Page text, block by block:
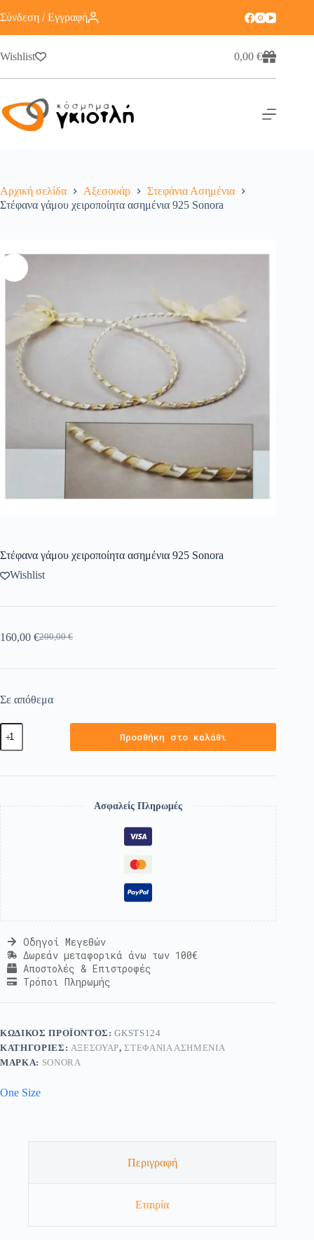
Σύνδεση / Εγγραφή
Wishlist 0,00€
Αρχική σελίδα Αξεσουάρ
Στεφάνια Ασημένια
Στέφανα γάμου χειροποίητα ασημένια 925 Sonora
Στέφανα γάμου χειροποίητα ασημένια 925 Sonora
Wishlist
200,00€
160,00 €
Σε απόθεμα
Προσθήκη στο καλάθι
Ασφαλείς Πληρωμές
Οδηγοί Μεγεθών
Δωρεάν μεταφορικά άνω των 100€
Αποστολές & Επιστροφές
Τρόποι Πληρωμής
ΚΩΔΙΚΌΣ ΠΡΟΪΌΝΤΟΣ:GKSTS124
ΚΑΤΗΓΟΡΊΕΣ: ΑΞΕΣΟΥΆΡ,ΣΤΕΦΆΝΙΑ ΑΣΗΜΈΝΙΑ
ΜΆΡΚΑ: SONORA
One Size
Περιγραφή
Εταιρία